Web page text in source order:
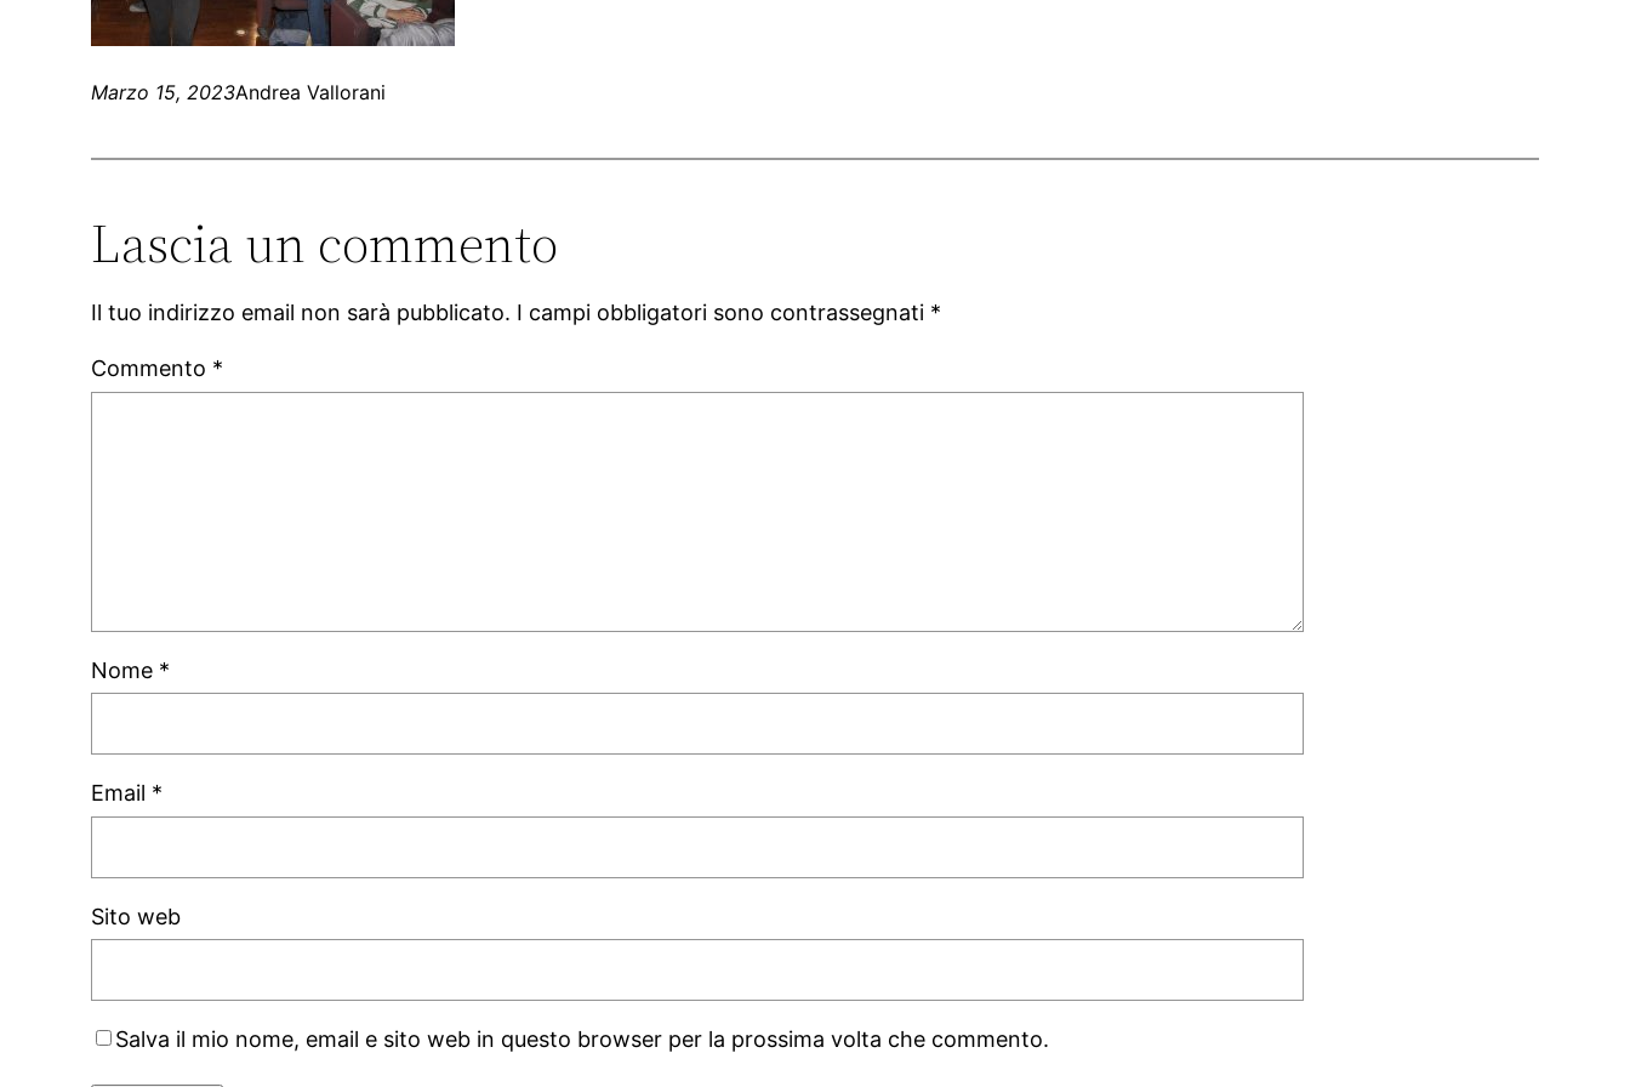
Marzo 15, 2023Andrea Vallorani
Lascia un commento
Il tuo indirizzo email non sarà pubblicato. I campi obbligatori sono contrassegnati *
Commento *
Nome *
Email *
Sito web
Salva il mio nome, email e sito web in questo browser per la prossima volta che commento.